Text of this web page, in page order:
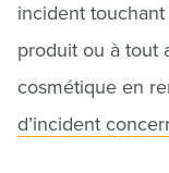
incident
produit ou à tout
cosmétique en
d’incident